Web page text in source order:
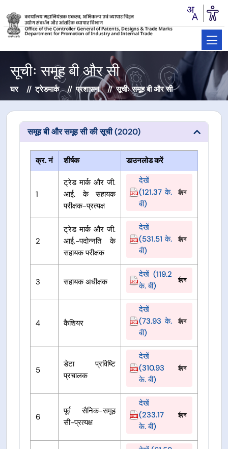
सूचीः समूह बी और सी
घर ट्रेडमार्क प्रशासन सूचीः समूह बी और सी
समूह बी और समूह सी की सूची (2020)
क्र. नं शीर्षक डाउनलोड करें
1
ट्रेड मार्क और जी.
आई. के सहायक
परीक्षक-प्रत्यक्ष
देखें
(121.37 के.
बी)
ईएन
2
ट्रेड मार्क और जी.
आई.-पदोन्नति के
सहायक परीक्षक
देखें
(531.51 के.
बी)
ईएन
3 सहायक अधीक्षक
देखें (119.2
के. बी)
ईएन
4 कैशियर
देखें
(73.93 के.
बी)
ईएन
5
डेटा प्रविष्टि
प्रचालक
देखें
(310.93
के. बी)
ईएन
6
पूर्व सैनिक-समूह
सी-प्रत्यक्ष
देखें
(233.17
के. बी)
ईएन